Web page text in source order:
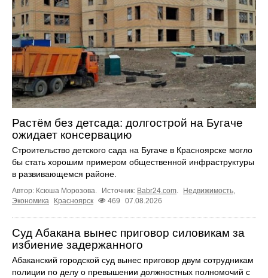
Растём без детсада: долгострой на Бугаче
ожидает консервацию
Строительство детского сада на Бугаче в Красноярске могло
бы стать хорошим примером общественной инфраструктуры
в развивающемся районе.
Автор: Ксюша Морозова. Источник: Babr24.com. Недвижимость,
Экономика
Красноярск 469 07.08.2026
Суд Абакана вынес приговор силовикам за
избиение задержанного
Абаканский городской суд вынес приговор двум сотрудникам
полиции по делу о превышении должностных полномочий с